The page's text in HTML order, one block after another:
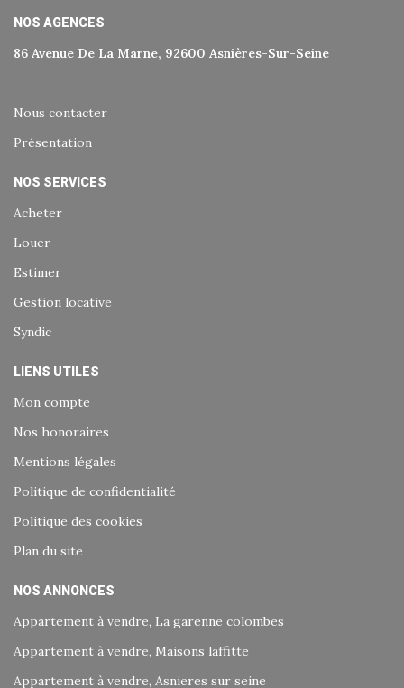
NOS AGENCES
86 Avenue De La Marne, 92600 Asnières-Sur-Seine
Nous contacter
Présentation
NOS SERVICES
Acheter
Louer
Estimer
Gestion locative
Syndic
LIENS UTILES
Mon compte
Nos honoraires
Mentions légales
Politique de confidentialité
Politique des cookies
Plan du site
NOS ANNONCES
Appartement à vendre, La garenne colombes
Appartement à vendre, Maisons laffitte
Appartement à vendre, Asnieres sur seine